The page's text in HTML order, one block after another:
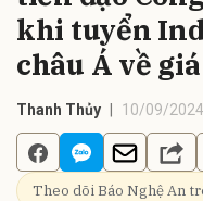
khi tuyển
châu Á về
Thanh Thủy 10/09/
Theo dõi Báo Nghệ An